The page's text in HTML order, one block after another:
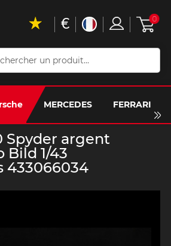
MERCEDES FERRARI
€ 0
Spyder argent
Bild 1/43
433066034